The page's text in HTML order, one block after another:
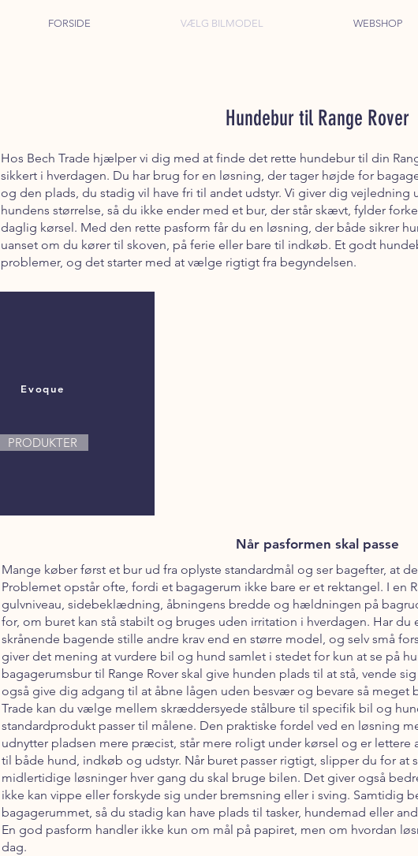
FORSIDE VÆLG BILMODEL WEBSHOP
Hundebur til Range Rover
Hos Bech Trade hjælper vi dig med at finde det rette hundebur til din
sikkert i hverdagen. Du har brug for en løsning, der tager højde for
og den plads, du stadig vil have fri til andet udstyr. Vi giver dig
hundens størrelse, så du ikke ender med et bur, der står skævt, fylder
daglig kørsel. Med den rette pasform får du en løsning, der både sikrer
uanset om du kører til skoven, på ferie eller bare til indkøb. Et godt
problemer, og det starter med at vælge rigtigt fra begyndelsen.
Evoque
PRODUKTER
Når pasformen skal passe
Mange køber først et bur ud fra oplyste standardmål og ser bagefter, at
Problemet opstår ofte, fordi et bagagerum ikke bare er et rektangel. I en
gulvniveau, sidebeklædning, åbningens bredde og hældningen på
for, om buret kan stå stabilt og bruges uden irritation i hverdagen. Har du
skrånende bagende stille andre krav end en større model, og selv små
giver det mening at vurdere bil og hund samlet i stedet for kun at se på
bagagerumsbur til Range Rover skal give hunden plads til at stå, vende
også give dig adgang til at åbne lågen uden besvær og bevare så meget
Trade kan du vælge mellem skræddersyede stålbure til specifik bil og
standardprodukt passer til målene. Den praktiske fordel ved en løsning
udnytter pladsen mere præcist, står mere roligt under kørsel og er lettere
til både hund, indkøb og udstyr. Når buret passer rigtigt, slipper du for at
midlertidige løsninger hver gang du skal bruge bilen. Det giver også
ikke kan vippe eller forskyde sig under bremsning eller i sving. Samtidig
bagagerummet, så du stadig kan have plads til tasker, hundemad eller
En god pasform handler ikke kun om mål på papiret, men om hvordan
dag.